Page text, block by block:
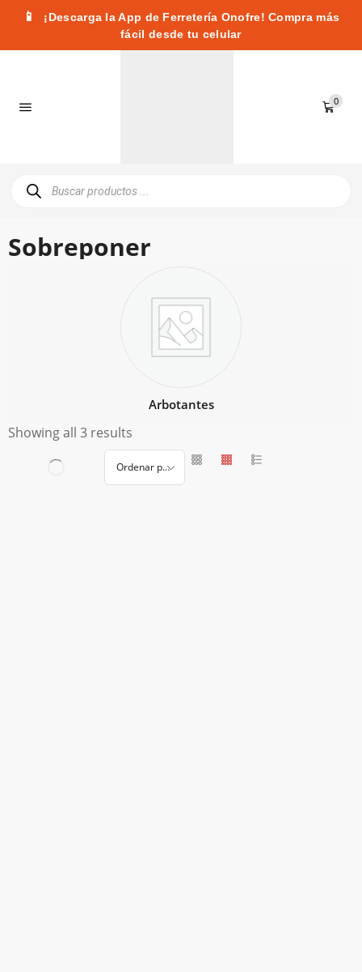
📱
¡Descarga la App de Ferretería Onofre! Compra más
fácil desde tu celular
0
Sobreponer
Arbotantes
Showing all 3 results